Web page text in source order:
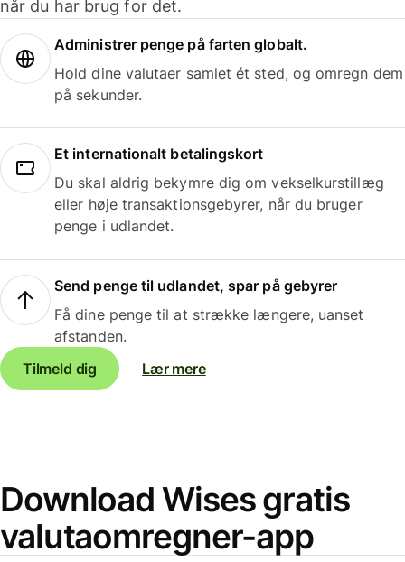
når du har brug for det.
Administrer penge på farten globalt.
Hold dine valutaer samlet ét sted, og omregn dem
på sekunder.
Et internationalt betalingskort
Du skal aldrig bekymre dig om vekselkurstillæg
eller høje transaktionsgebyrer, når du bruger
penge i udlandet.
Send penge til udlandet, spar på gebyrer
Få dine penge til at strække længere, uanset
afstanden.
Tilmeld dig
Lær mere
Download Wises gratis
valutaomregner-app